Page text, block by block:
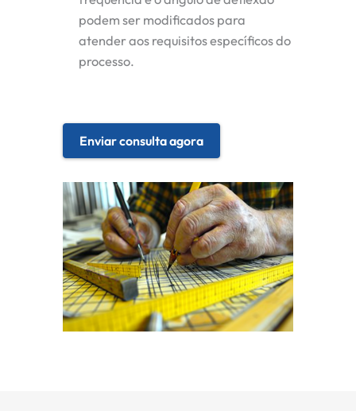
podem ser modificados para
atender aos requisitos específicos do
processo.
Enviar consulta agora